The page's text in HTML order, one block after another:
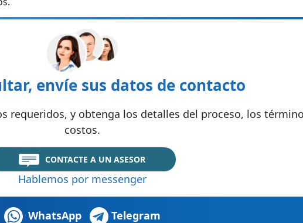
envíe sus datos de contacto
requeridos, y obtenga los detalles del proceso, los
costos.
CONTACTE A UN ASESOR
Hablemos por messenger
WhatsApp Telegram